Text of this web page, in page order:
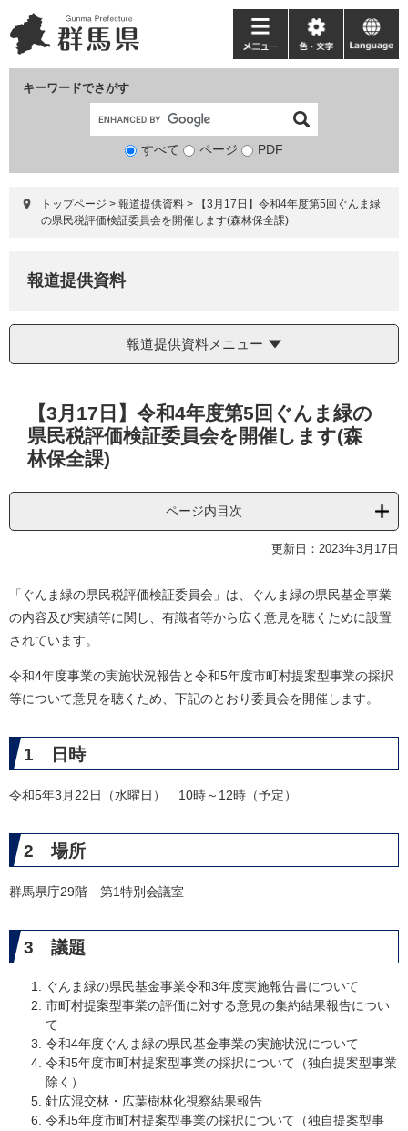
ー
ジ
ニ
ュ
て
キーワードでさがす
検
象
すべて ページ PDF
メ
ニ
ー
色・
文
language
トップページ > 報道提供資料 >
【3月17日】令和4年度第5回ぐんま緑
の県民税評価検証委員会を開催します(森林保全課)
報道提供資料
報道提供資料メニュー
【3月17日】令和4年度第5回ぐんま緑の
県民税評価検証委員会を開催します(森
林保全課)
ページ内目次
更新日：2023年3月17日
「ぐんま緑の県民税評価検証委員会」は、ぐんま緑の県民基金事業
の内容及び実績等に関し、有識者等から広く意見を聴くために設置
されています。
令和4年度事業の実施状況報告と令和5年度市町村提案型事業の採択
等について意見を聴くため、下記のとおり委員会を開催します。
1 日時
令和5年3月22日（水曜日） 10時～12時（予定）
2 場所
群馬県庁29階 第1特別会議室
3 議題
ぐんま緑の県民基金事業令和3年度実施報告書について
市町村提案型事業の評価に対する意見の集約結果報告につい
て
令和4年度ぐんま緑の県民基金事業の実施状況について
令和5年度市町村提案型事業の採択について（独自提案型事業
除く）
針広混交林・広葉樹林化視察結果報告
令和5年度市町村提案型事業の採択について（独自提案型事